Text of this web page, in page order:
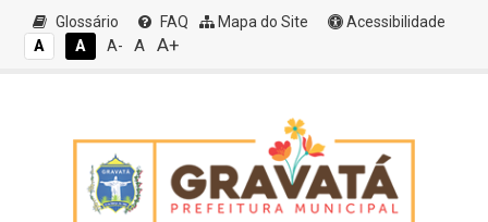
Glossário FAQ Mapa do Site
Acessibilidade
A
A A- A A+